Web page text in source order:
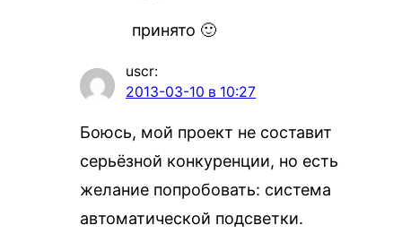
принято 🙂
uscr:
2013-03-10 в 10:27
Боюсь, мой проект не составит
серьёзной конкуренции, но есть
желание попробовать: система
автоматической подсветки.